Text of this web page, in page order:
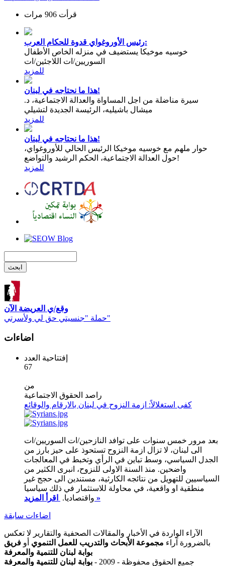
قرأت 906 مرات
رئيس الأوروغواي قدوة للحكام العرب:
خوسيه موخيكا يستضيف في منزله الخاص الأطفال
السوريين/ات اللاجئين/ات
للمزيد
هذا ما نحتاجه في لبنان!
سيرة مناضلة من اجل المساواة والعدالة الاجتماعية، د.
ميشال باشيليه، الرئيسة الجديدة لتشيلي
للمزيد
هذا ما نحتاجه في لبنان!
حوار ملهم مع خوسيه موخيكا الرئيس الحالي للأوروغواي،
حول العدالة الاجتماعية، الحكم الرشيد والتواضع!
للمزيد
وقع/ي العريضة الآن
حملة "جنسيتي حق لي ولأسرتي"
اضاءات
إفتتاحية العدد
67
من
راصد الحقوق الاجتماعية
كفى استغلالاً: ازمة النزوح في لبنان بالارقام والوقائع
بعد مرور خمس سنوات على توافد النازحين/ات السوريين/ات
الى لبنان، لا تزال ازمة النزوح تستحوذ على حيز بارز من
الجدل السياسي، وسط تباين في الرأي وتخبط في المعالجات
واضحين. منذ السنة الاولى للنزوح، انبرى الكثير من
السياسيين للتهويل من نتائجه الكارثية، مستندين الى حجج غير
منطقية او واقعية، في محاولة للاستثمار في ذلك سياسيا
واقتصاديا. اقرأ المزيد »
اضاءات سابقة
الآراء الواردة في الأخبار والمقالات الصحفية والتقارير لا تعكس
بالضرورة آراء مجموعة الأبحاث والتدريب للعمل التنموي أو فريق
بوابة لبنان للتنمية والمعرفة
جميع الحقوق محفوظة - 2009 -
بوابة لبنان للتنمية والمعرفة